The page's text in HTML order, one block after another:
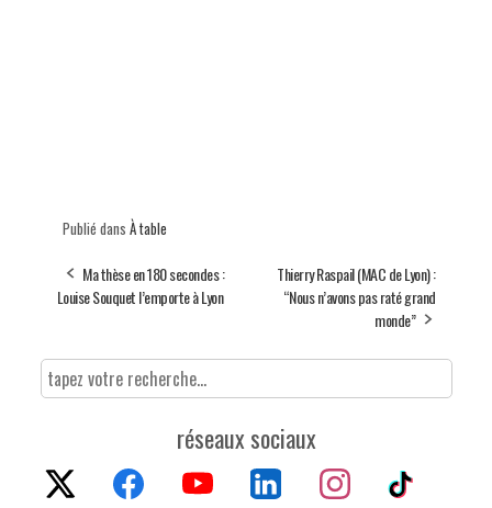
Publié dans À table
Ma thèse en 180 secondes :
Louise Souquet l’emporte à Lyon
Thierry Raspail (MAC de Lyon) :
“Nous n’avons pas raté grand
monde”
réseaux sociaux